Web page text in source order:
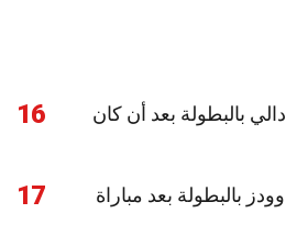
16
جون دالي بالبطولة بعد أن كان
17
تايغر وودز بالبطولة بعد مباراة